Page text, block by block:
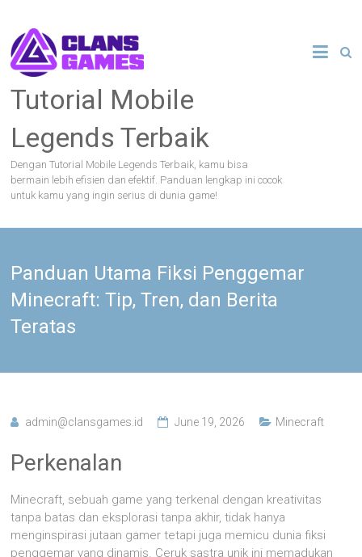
content
Tutorial Mobile
Legends Terbaik
Dengan Tutorial Mobile Legends Terbaik, kamu bisa
bermain lebih efisien dan efektif. Panduan lengkap ini cocok
untuk kamu yang ingin serius di dunia game!
Panduan Utama Fiksi Penggemar
Minecraft: Tip, Tren, dan Berita
Teratas
admin@clansgames.id June 19, 2026 Minecraft
Perkenalan
Minecraft, sebuah game yang terkenal dengan kreativitas
tanpa batas dan eksplorasi tanpa akhir, tidak hanya
menginspirasi jutaan gamer tetapi juga memicu dunia fiksi
penggemar yang dinamis. Ceruk sastra unik ini memadukan